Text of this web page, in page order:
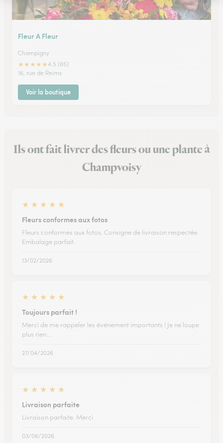
Fleur A Fleur
Champigny
★★★★★4.5 (65)
16, rue de Reims
Voir la boutique
Ils ont fait livrer des fleurs ou une plante à
Champvoisy
★ ★ ★ ★ ★
Fleurs conformes aux fotos
Fleurs conformes aux fotos. Consigne de livraison respectée.
Embalage parfait.
13/02/2026
★ ★ ★ ★ ★
Toujours parfait !
Merci de me rappeler les événement importants ! Je ne loupe
plus rien...
27/04/2026
★ ★ ★ ★ ★
Livraison parfaite
Livraison parfaite. Merci
03/06/2026